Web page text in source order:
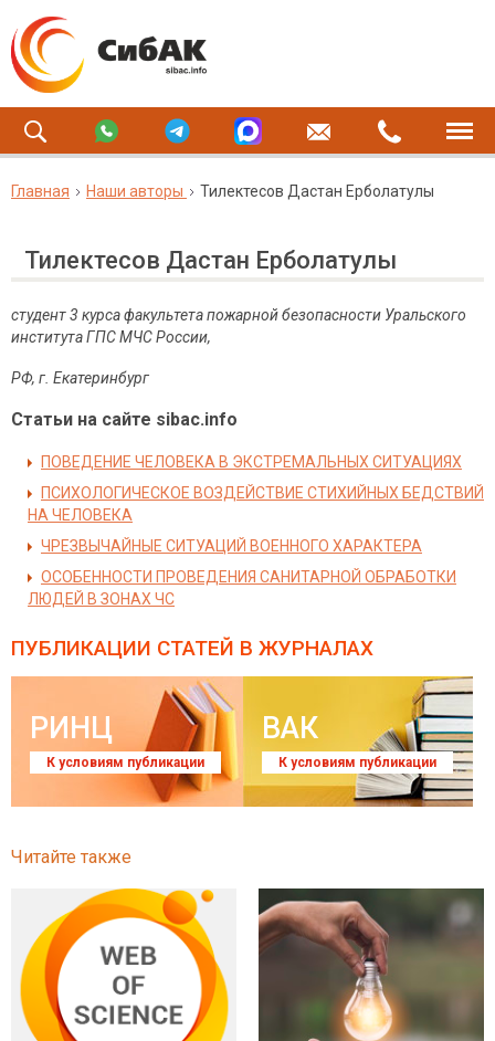
Главная Наши авторы Тилектесов Дастан Ерболатулы
Тилектесов Дастан Ерболатулы
студент 3 курса факультета пожарной безопасности Уральского
института ГПС МЧС России,
РФ, г. Екатеринбург
Статьи на сайте sibac.info
ПОВЕДЕНИЕ ЧЕЛОВЕКА В ЭКСТРЕМАЛЬНЫХ СИТУАЦИЯХ
ПСИХОЛОГИЧЕСКОЕ ВОЗДЕЙСТВИЕ СТИХИЙНЫХ БЕДСТВИЙ
НА ЧЕЛОВЕКА
ЧРЕЗВЫЧАЙНЫЕ СИТУАЦИЙ ВОЕННОГО ХАРАКТЕРА
ОСОБЕННОСТИ ПРОВЕДЕНИЯ САНИТАРНОЙ ОБРАБОТКИ
ЛЮДЕЙ В ЗОНАХ ЧС
ПУБЛИКАЦИИ СТАТЕЙ В ЖУРНАЛАХ
РИНЦ
К условиям публикации
ВАК
К условиям публикации
Читайте также